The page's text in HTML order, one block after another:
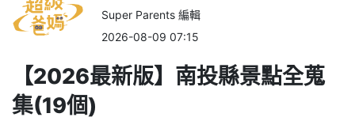
Super Parents 編輯
2026-08-09 07:15
【2026最新版】南投縣景點全蒐
集(19個)